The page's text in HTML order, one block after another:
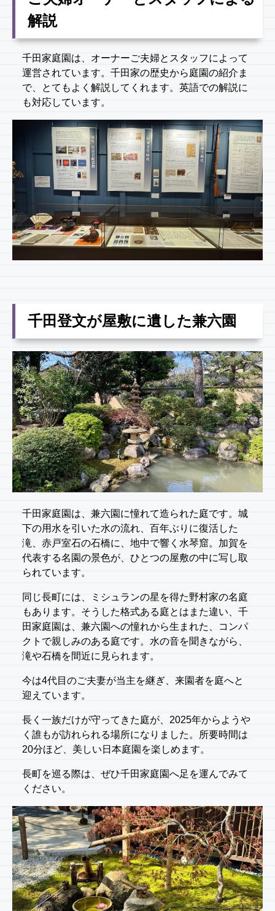
解説
千田家庭園は、オーナーご夫婦とスタッフによって
運営されています。千田家の歴史から庭園の紹介ま
で、とてもよく解説してくれます。英語での解説に
も対応しています。
千田登文が屋敷に遺した兼六園
千田家庭園は、兼六園に憧れて造られた庭です。城
下の用水を引いた水の流れ、百年ぶりに復活した
滝、赤戸室石の石橋に、地中で響く水琴窟。加賀を
代表する名園の景色が、ひとつの屋敷の中に写し取
られています。
同じ長町には、ミシュランの星を得た野村家の名庭
もあります。そうした格式ある庭とはまた違い、千
田家庭園は、兼六園への憧れから生まれた、コンパ
クトで親しみのある庭です。水の音を聞きながら、
滝や石橋を間近に見られます。
今は4代目のご夫妻が当主を継ぎ、来園者を庭へと
迎えています。
長く一族だけが守ってきた庭が、2025年からようや
く誰もが訪れられる場所になりました。所要時間は
20分ほど、美しい日本庭園を楽しめます。
長町を巡る際は、ぜひ千田家庭園へ足を運んでみて
ください。